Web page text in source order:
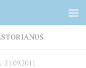
21.09.2011